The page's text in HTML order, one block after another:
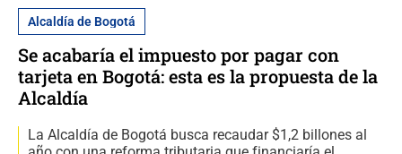
Alcaldía de Bogotá
Se acabaría el impuesto por pagar con
tarjeta en Bogotá: esta es la propuesta de la
Alcaldía
La Alcaldía de Bogotá busca recaudar $1,2 billones al